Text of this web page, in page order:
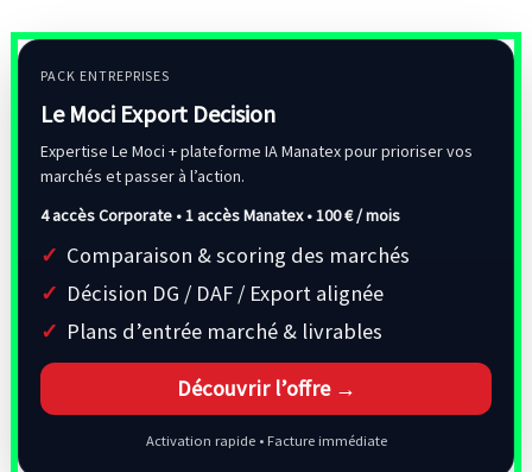
PACK ENTREPRISES
Le Moci Export Decision
Expertise Le Moci + plateforme IA Manatex pour prioriser vos
marchés et passer à l’action.
4 accès Corporate • 1 accès Manatex •100 € / mois
Comparaison & scoring des marchés
Décision DG / DAF / Export alignée
Plans d’entrée marché & livrables
Découvrir l’offre →
Activation rapide • Facture immédiate